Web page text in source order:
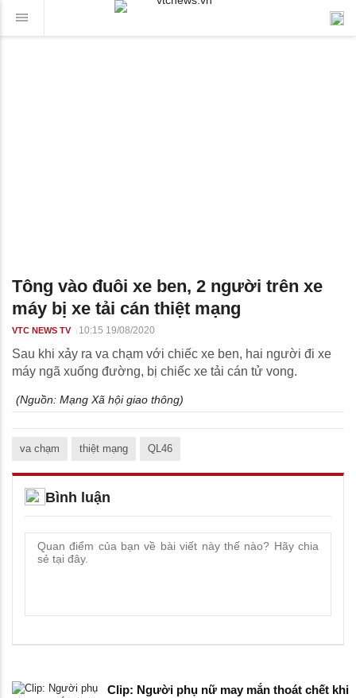
Tông vào đuôi xe ben, 2 người trên xe
máy bị xe tải cán thiệt mạng
VTC NEWS TV 10:15 19/08/2020
Sau khi xảy ra va chạm với chiếc xe ben, hai người đi xe
máy ngã xuống đường, bị chiếc xe tải cán tử vong.
(Nguồn: Mạng Xã hội giao thông)
va chạm thiệt mạng QL46
Bình luận
Clip: Người phụ nữ may mắn thoát chết khi